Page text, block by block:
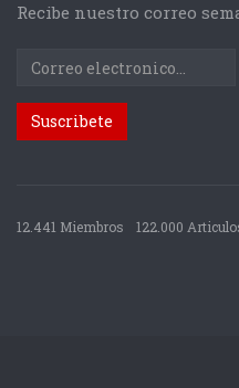
Recibe nuestro correo
12.441 Miembros 122.000